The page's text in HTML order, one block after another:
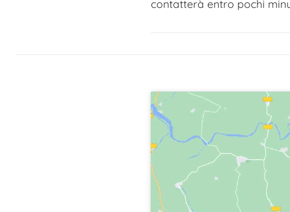
contatterà entro pochi